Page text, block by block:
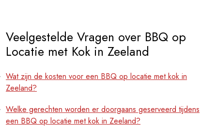
Veelgestelde Vragen over BBQ op
Locatie met Kok in Zeeland
Wat zijn de kosten voor een BBQ op locatie met kok in
Zeeland?
Welke gerechten worden er doorgaans geserveerd tijdens
een BBQ op locatie met kok in Zeeland?